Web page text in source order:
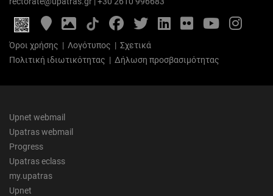
Google
Maps
Photo
Gallery
FacebookTwitterLinkedIn
FlickrYouTube
Όροι χρήσης | Λογότυπος | Σχετικά
Πολιτική ιδιωτικότητας | Δήλωση προσβασιμότητας
Upnet webmail
Upatras webmail
Progress
Upatras eclass
my.upatras
Upnet